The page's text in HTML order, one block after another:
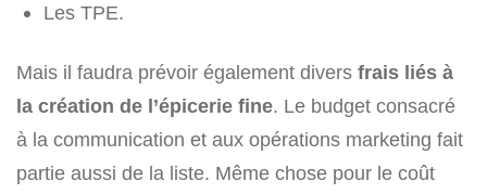
Les TPE.
Mais il faudra prévoir également divers frais liés à
la création de l’épicerie fine. Le budget consacré
à la communication et aux opérations marketing fait
partie aussi de la liste. Même chose pour le coût